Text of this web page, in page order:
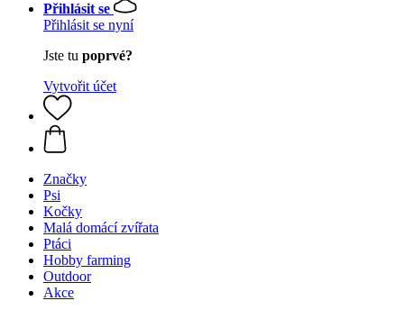
Přihlásit se
Přihlásit se nyní
Jste tu poprvé?
Vytvořit účet
Značky
Psi
Kočky
Malá domácí zvířata
Ptáci
Hobby farming
Outdoor
Akce